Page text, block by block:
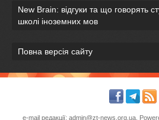
New Brain: відгуки та що говорять
школі іноземних мов
Повна версія сайту
e-mail редакції: admin@zt-news.org.ua.